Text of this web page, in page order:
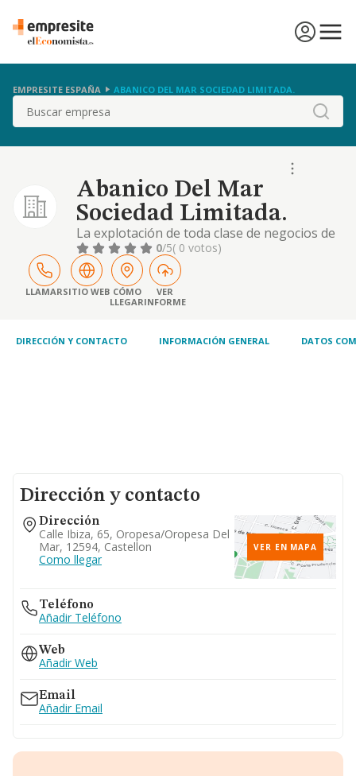
EMPRESITE ESPAÑA ABANICO DEL MAR SOCIEDAD LIMITADA.
Buscar
Abanico Del Mar
Sociedad Limitada.
La explotación de toda clase de negocios de
hostelería. -cnae 5610 restaurantes y
puestos de comida
0/5( 0 votos)
LLAMARSITIO WEB CÓMO
LLEGAR
VER
INFORME
DIRECCIÓN Y CONTACTO INFORMACIÓN GENERAL DATOS
Dirección y contacto
Dirección
Calle Ibiza, 65, Oropesa/oropesa Del
Mar, 12594, Castellon
Como llegar
VER EN MAPA
Teléfono
Añadir Teléfono
Web
Añadir Web
Email
Añadir Email